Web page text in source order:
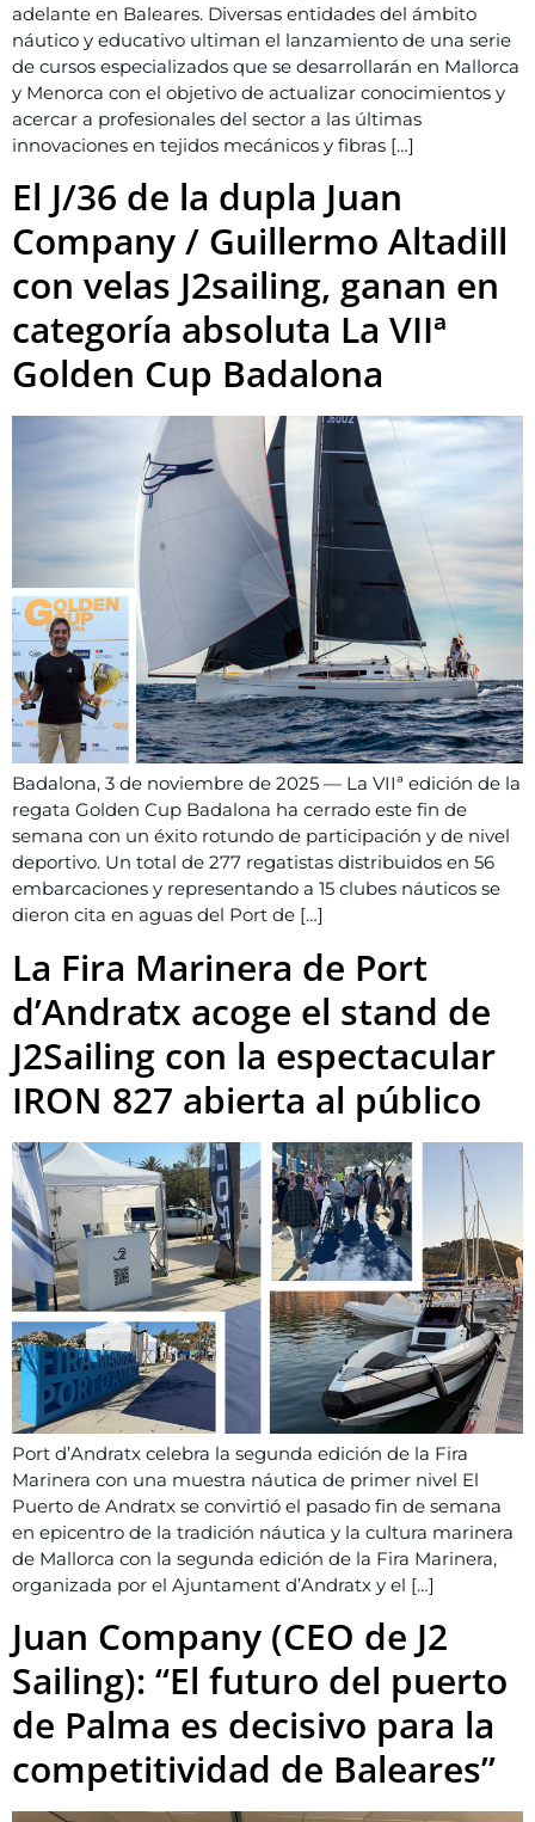
adelante en Baleares. Diversas entidades del ámbito
náutico y educativo ultiman el lanzamiento de una serie
de cursos especializados que se desarrollarán en Mallorca
y Menorca con el objetivo de actualizar conocimientos y
acercar a profesionales del sector a las últimas
innovaciones en tejidos mecánicos y fibras […]
El J/36 de la dupla Juan
Company / Guillermo Altadill
con velas J2sailing, ganan en
categoría absoluta La VIIª
Golden Cup Badalona
Badalona, 3 de noviembre de 2025 — La VIIª edición de la
regata Golden Cup Badalona ha cerrado este fin de
semana con un éxito rotundo de participación y de nivel
deportivo. Un total de 277 regatistas distribuidos en 56
embarcaciones y representando a 15 clubes náuticos se
dieron cita en aguas del Port de […]
La Fira Marinera de Port
d’Andratx acoge el stand de
J2Sailing con la espectacular
IRON 827 abierta al público
Port d’Andratx celebra la segunda edición de la Fira
Marinera con una muestra náutica de primer nivel El
Puerto de Andratx se convirtió el pasado fin de semana
en epicentro de la tradición náutica y la cultura marinera
de Mallorca con la segunda edición de la Fira Marinera,
organizada por el Ajuntament d’Andratx y el […]
Juan Company (CEO de J2
Sailing): “El futuro del puerto
de Palma es decisivo para la
competitividad de Baleares”